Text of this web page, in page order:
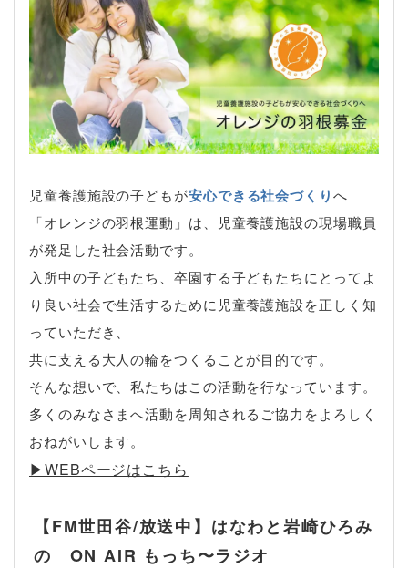
児童養護施設の子どもが安心できる社会づくりへ
「オレンジの羽根運動」は、児童養護施設の現場職員
が発足した社会活動です。
入所中の子どもたち、卒園する子どもたちにとってよ
り良い社会で生活するために児童養護施設を正しく知
っていただき、
共に支える大人の輪をつくることが目的です。
そんな想いで、私たちはこの活動を行なっています。
多くのみなさまへ活動を周知されるご協力をよろしく
おねがいします。
▶︎WEBページはこちら
【FM世田谷/放送中】はなわと岩崎ひろみ
の ON AIR もっち〜ラジオ